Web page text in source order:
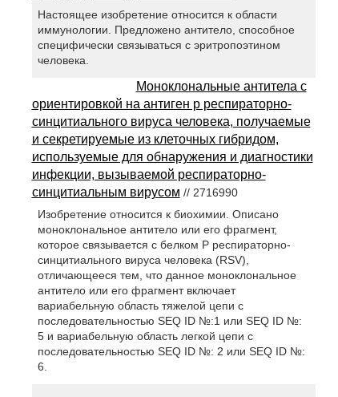
Настоящее изобретение относится к области
иммунологии. Предложено антитело, способное
специфически связываться с эритропоэтином
человека.
Моноклональные антитела с
ориентировкой на антиген р респираторно-
синцитиального вируса человека, получаемые
и секретируемые из клеточных гибридом,
используемые для обнаружения и диагностики
инфекции, вызываемой респираторно-
синцитиальным вирусом // 2716990
Изобретение относится к биохимии. Описано
моноклональное антитело или его фрагмент,
которое связывается с белком P респираторно-
синцитиального вируса человека (RSV),
отличающееся тем, что данное моноклональное
антитело или его фрагмент включает
вариабельную область тяжелой цепи с
последовательностью SEQ ID №:1 или SEQ ID №:
5 и вариабельную область легкой цепи с
последовательностью SEQ ID №: 2 или SEQ ID №:
6.